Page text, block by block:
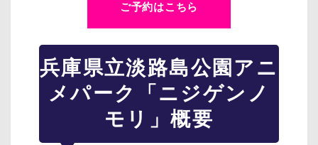
ご予約はこちら
兵庫県立淡路島公園アニ
メパーク「ニジゲンノ
モリ」概要